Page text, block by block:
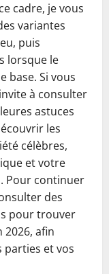
cadre, je vous
variantes
puis
lorsque le
base. Si vous
à consulter
astuces
les
célèbres,
et votre
Pour continuer
des
pour trouver
afin
parties et vos